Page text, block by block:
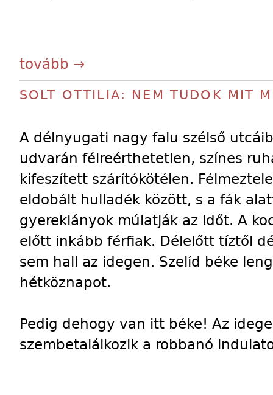
tovább →
SOLT OTTILIA: NEM TUDOK MIT
A délnyugati nagy falu szélső
udvarán félreérthetetlen, színes
kifeszített szárítókötélen.
eldobált hulladék között, s a fák
gyereklányok múlatják az időt. A
előtt inkább férfiak. Délelőtt tíztől
sem hall az idegen. Szelíd béke
hétköznapot.
Pedig dehogy van itt béke! Az
szembetalálkozik a robbanó